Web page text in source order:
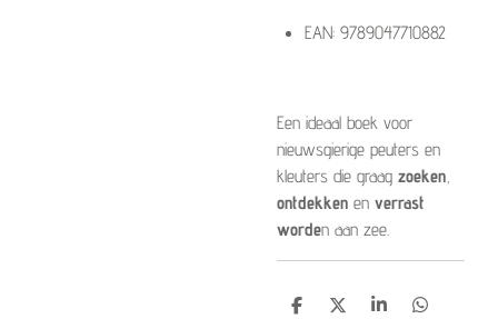
EAN: 9789047710882
Een ideaal boek voor
nieuwsgierige peuters en
kleuters die graag zoeken
ontdekken en verrast
worden aan zee.
D
D
S
D